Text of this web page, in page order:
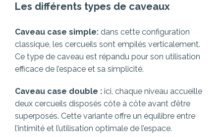
Les différents types de caveaux
Caveau case simple: dans cette configuration
classique, les cercueils sont empilés verticalement.
Ce type de caveau est répandu pour son utilisation
efficace de l’espace et sa simplicité.
Caveau case double : ici, chaque niveau accueille
deux cercueils disposés côte à côte avant d’être
superposés. Cette variante offre un équilibre entre
l’intimité et l’utilisation optimale de l’espace.